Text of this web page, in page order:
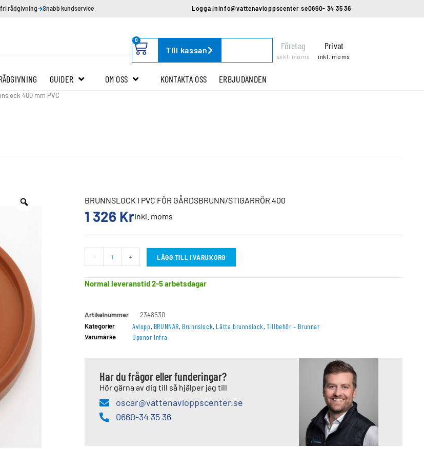
rådgivning Snabb kundservice Logga ininfo@vattenavloppscenter.se0660- 34 35 36
0
Till kassan Företag
exkl. moms
Privat
inkl. moms
GUIDER OM OSS KONTAKTA OSS ERBJUDANDEN
400 mm PVC
BRUNNSLOCK I PVC FÖR GÅRDSBRUNN/STIGARRÖR 400
1 326 Krinkl. moms
- + LÄGG TILL I VARUKORG
Normal leveranstid 2-5 arbetsdagar
Artikelnummer
2348530
Kategorier
Avlopp, BRUNNAR, Brunnslock, Lätta brunnslock,Tillbehör – Brunnar
Varumärke Uponor Infra
Har du frågor eller funderingar?
Hör gärna av dig till så hjälper jag till
oscar@vattenavloppscenter.se
0660-34 35 36